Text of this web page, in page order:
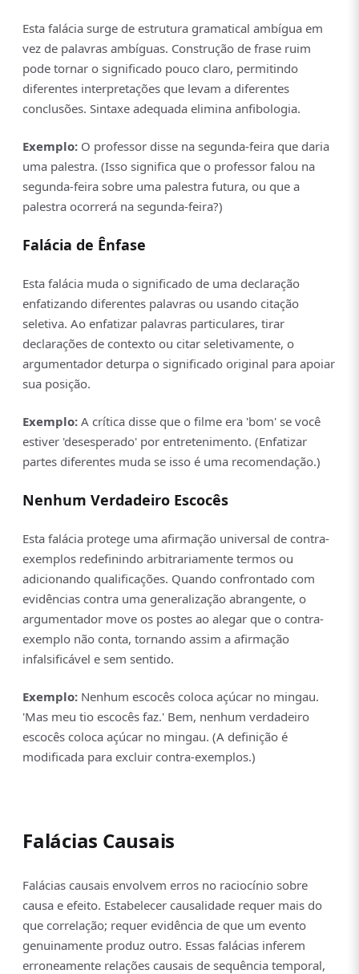
Esta falácia surge de estrutura gramatical ambígua em
vez de palavras ambíguas. Construção de frase ruim
pode tornar o significado pouco claro, permitindo
diferentes interpretações que levam a diferentes
conclusões. Sintaxe adequada elimina anfibologia.
Exemplo: O professor disse na segunda-feira que daria
uma palestra. (Isso significa que o professor falou na
segunda-feira sobre uma palestra futura, ou que a
palestra ocorrerá na segunda-feira?)
Falácia de Ênfase
Esta falácia muda o significado de uma declaração
enfatizando diferentes palavras ou usando citação
seletiva. Ao enfatizar palavras particulares, tirar
declarações de contexto ou citar seletivamente, o
argumentador deturpa o significado original para apoiar
sua posição.
Exemplo: A crítica disse que o filme era 'bom' se você
estiver 'desesperado' por entretenimento. (Enfatizar
partes diferentes muda se isso é uma recomendação.)
Nenhum Verdadeiro Escocês
Esta falácia protege uma afirmação universal de contra-
exemplos redefinindo arbitrariamente termos ou
adicionando qualificações. Quando confrontado com
evidências contra uma generalização abrangente, o
argumentador move os postes ao alegar que o contra-
exemplo não conta, tornando assim a afirmação
infalsificável e sem sentido.
Exemplo: Nenhum escocês coloca açúcar no mingau.
'Mas meu tio escocês faz.' Bem, nenhum verdadeiro
escocês coloca açúcar no mingau. (A definição é
modificada para excluir contra-exemplos.)
Falácias Causais
Falácias causais envolvem erros no raciocínio sobre
causa e efeito. Estabelecer causalidade requer mais do
que correlação; requer evidência de que um evento
genuinamente produz outro. Essas falácias inferem
erroneamente relações causais de sequência temporal,